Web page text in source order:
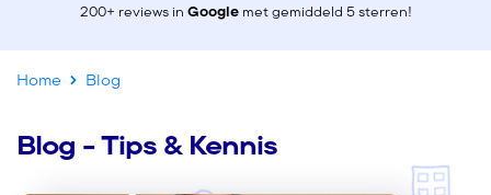
200+ reviews in Googlemet gemiddeld 5 sterren!
Home Blog
Blog - Tips & Kennis